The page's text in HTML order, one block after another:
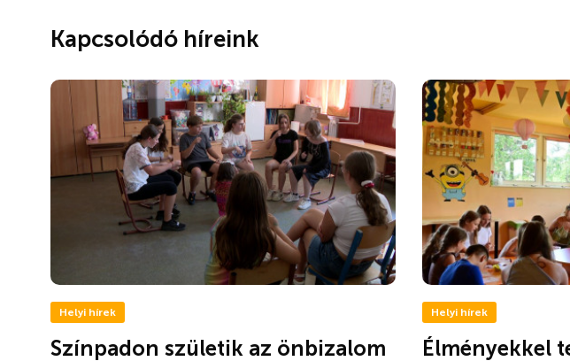
Kapcsolódó híreink
Helyi hírek
Színpadon születik az önbizalom
Helyi hírek
Élményekkel